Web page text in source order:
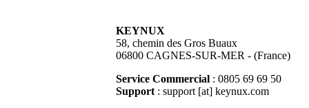
KEYNUX
58, chemin des Gros Buaux
06800 CAGNES-SUR-MER - (France)
Service Commercial : 0805 69 69 50
Support : support [at] keynux.com